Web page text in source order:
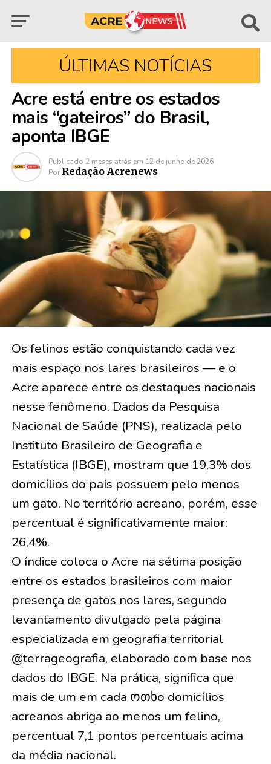
ÚLTIMAS NOTÍCIAS
Acre está entre os estados
mais “gateiros” do Brasil,
aponta IBGE
Publicado 2 meses atrás em 12 de junho de 2026
Por Redação Acrenews
Os felinos estão conquistando cada vez
mais espaço nos lares brasileiros — e o
Acre aparece entre os destaques nacionais
nesse fenômeno. Dados da Pesquisa
Nacional de Saúde (PNS), realizada pelo
Instituto Brasileiro de Geografia e
Estatística (IBGE), mostram que 19,3% dos
domicílios do país possuem pelo menos
um gato. No território acreano, porém, esse
percentual é significativamente maior:
26,4%.
O índice coloca o Acre na sétima posição
entre os estados brasileiros com maior
presença de gatos nos lares, segundo
levantamento divulgado pela página
especializada em geografia territorial
@terrageografia, elaborado com base nos
dados do IBGE. Na prática, significa que
mais de um em cada ოთხo domicílios
acreanos abriga ao menos um felino,
percentual 7,1 pontos percentuais acima
da média nacional.